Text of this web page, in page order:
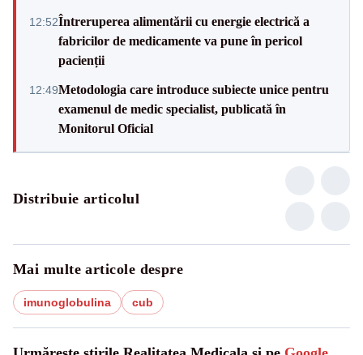
12:52Întreruperea alimentării cu energie electrică a
fabricilor de medicamente va pune în pericol
pacienții
12:49Metodologia care introduce subiecte unice pentru
examenul de medic specialist, publicată în
Monitorul Oficial
Distribuie articolul
Mai multe articole despre
imunoglobulina cub